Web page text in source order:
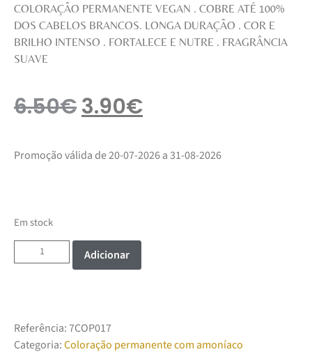
COLORAÇÃO PERMANENTE VEGAN . COBRE ATÉ 100%
DOS CABELOS BRANCOS. LONGA DURAÇÃO . COR E
BRILHO INTENSO . FORTALECE E NUTRE . FRAGRÂNCIA
SUAVE
6.50€3.90€
Promoção válida de 20-07-2026 a 31-08-2026
Em stock
Adicionar
Referência:7COP017
Categoria:Coloração permanente com amoníaco